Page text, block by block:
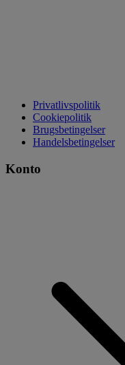
Privatlivspolitik
Cookiepolitik
Brugsbetingelser
Handelsbetingelser
Konto